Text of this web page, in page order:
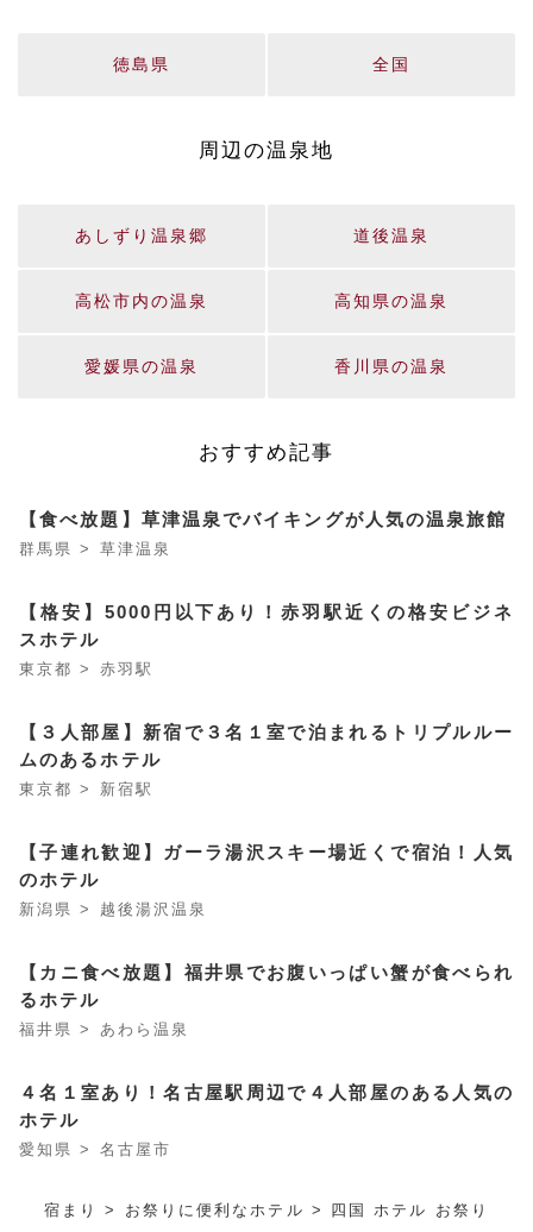
全国
徳島県
周辺の温泉地
香川県の温泉
愛媛県の温泉
高知県の温泉
高松市内の温泉
道後温泉
あしずり温泉郷
おすすめ記事
【食べ放題】草津温泉でバイキングが人気の温泉旅館
群馬県 > 草津温泉
【格安】5000円以下あり！赤羽駅近くの格安ビジネ
スホテル
東京都 > 赤羽駅
【３人部屋】新宿で３名１室で泊まれるトリプルルー
ムのあるホテル
東京都 > 新宿駅
【子連れ歓迎】ガーラ湯沢スキー場近くで宿泊！人気
のホテル
新潟県 > 越後湯沢温泉
【カニ食べ放題】福井県でお腹いっぱい蟹が食べられ
るホテル
福井県 > あわら温泉
４名１室あり！名古屋駅周辺で４人部屋のある人気の
ホテル
愛知県 > 名古屋市
宿まり > お祭りに便利なホテル > 四国 ホテル お祭り